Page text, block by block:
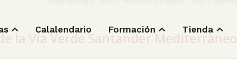
Calalendario Formación Tienda
la Vía Verde Santander Mediterráneo